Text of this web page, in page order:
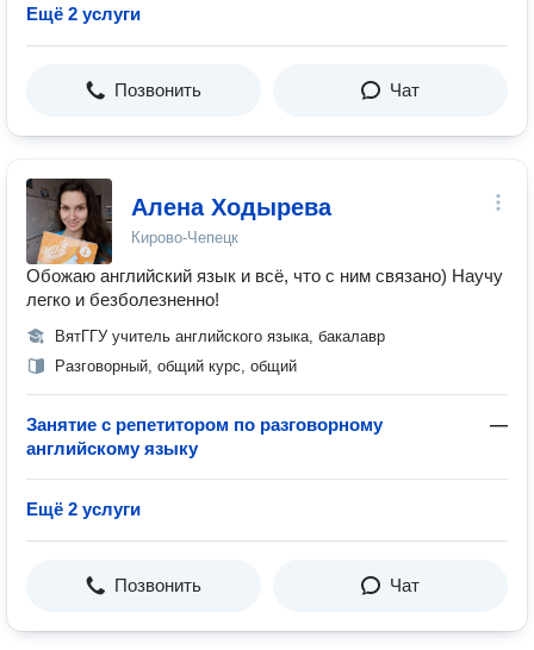
Ещё 2 услуги
Позвонить Чат
Алена Ходырева
Кирово-Чепецк
Обожаю английский язык и всё, что с ним связано) Научу
легко и безболезненно!
ВятГГУ учитель английского языка, бакалавр
Разговорный, общий курс, общий
Занятие с репетитором по разговорному
английскому языку
—
Ещё 2 услуги
Позвонить Чат